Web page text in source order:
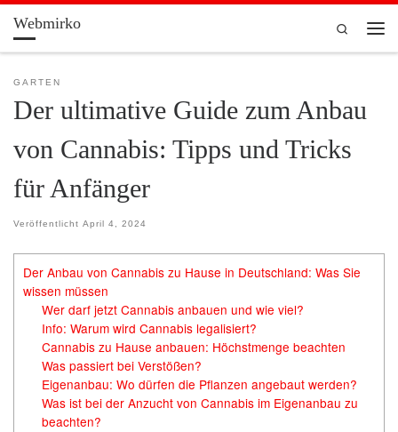
Zum Inhalt springen
Webmirko
Search
GARTEN
Der ultimative Guide zum Anbau
von Cannabis: Tipps und Tricks
für Anfänger
Veröffentlicht April 4, 2024
Der Anbau von Cannabis zu Hause in Deutschland: Was Sie
wissen müssen
Wer darf jetzt Cannabis anbauen und wie viel?
Info: Warum wird Cannabis legalisiert?
Cannabis zu Hause anbauen: Höchstmenge beachten
Was passiert bei Verstößen?
Eigenanbau: Wo dürfen die Pflanzen angebaut werden?
Was ist bei der Anzucht von Cannabis im Eigenanbau zu
beachten?